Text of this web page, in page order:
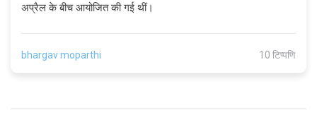
अप्रैल के बीच आयोजित की गई थीं।
bhargav moparthi 10 टिप्पणि